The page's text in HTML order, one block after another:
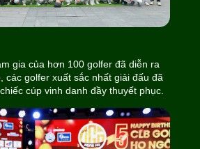
gia của hơn 100 golfer đã diễn ra
các golfer xuất sắc nhất giải đấu đã
cúp vinh danh đầy thuyết phục.